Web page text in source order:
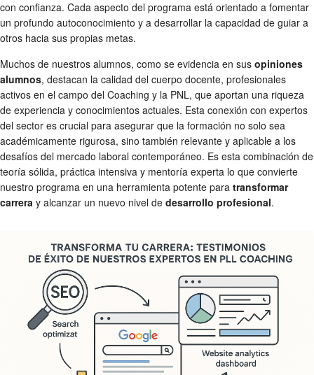
con confianza. Cada aspecto del programa está orientado a fomentar
un profundo autoconocimiento y a desarrollar la capacidad de guiar a
otros hacia sus propias metas.
Muchos de nuestros alumnos, como se evidencia en sus opiniones
alumnos, destacan la calidad del cuerpo docente, profesionales
activos en el campo del Coaching y la PNL, que aportan una riqueza
de experiencia y conocimientos actuales. Esta conexión con expertos
del sector es crucial para asegurar que la formación no solo sea
académicamente rigurosa, sino también relevante y aplicable a los
desafíos del mercado laboral contemporáneo. Es esta combinación de
teoría sólida, práctica intensiva y mentoría experta lo que convierte
nuestro programa en una herramienta potente para transformar
carrera y alcanzar un nuevo nivel de desarrollo profesional.